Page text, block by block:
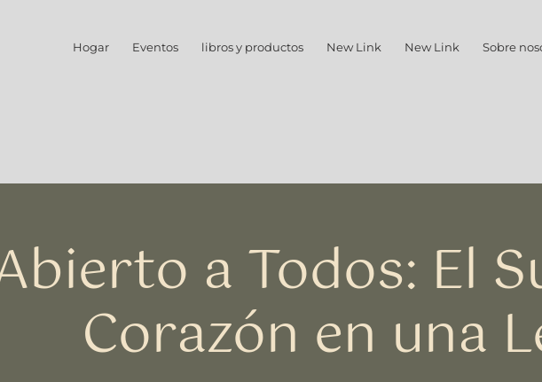
Hogar Eventos libros y productos New Link New Link Sobre
a Todos: El
Corazón en una